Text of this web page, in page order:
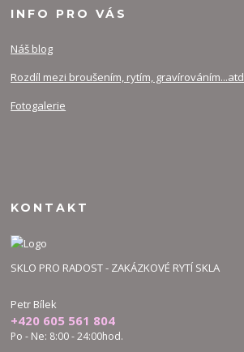
INFO PRO VÁS
Náš blog
Rozdíl mezi broušením, rytím, gravírováním...atd
Fotogalerie
KONTAKT
SKLO PRO RADOST - ZAKÁZKOVÉ RYTÍ SKLA
Petr Bílek
+420 605 561 804
Po - Ne: 8:00 - 24:00hod.